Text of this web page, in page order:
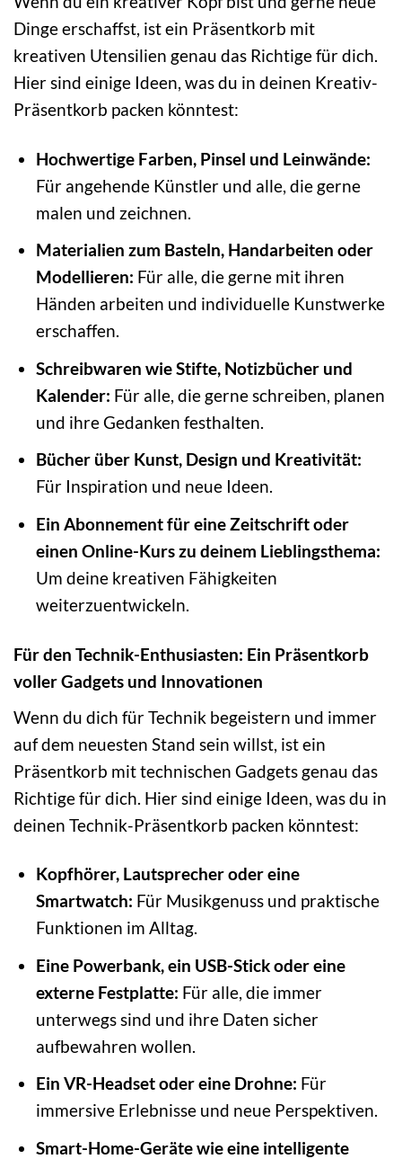
Dinge erschaffst, ist ein Präsentkorb mit
kreativen Utensilien genau das Richtige für dich.
Hier sind einige Ideen, was du in deinen Kreativ-
Präsentkorb packen könntest:
Hochwertige Farben, Pinsel und Leinwände:
Für angehende Künstler und alle, die gerne
malen und zeichnen.
Materialien zum Basteln, Handarbeiten oder
Modellieren: Für alle, die gerne mit ihren
Händen arbeiten und individuelle Kunstwerke
erschaffen.
Schreibwaren wie Stifte, Notizbücher und
Kalender: Für alle, die gerne schreiben, planen
und ihre Gedanken festhalten.
Bücher über Kunst, Design und Kreativität:
Für Inspiration und neue Ideen.
Ein Abonnement für eine Zeitschrift oder
einen Online-Kurs zu deinem Lieblingsthema:
Um deine kreativen Fähigkeiten
weiterzuentwickeln.
Für den Technik-Enthusiasten: Ein Präsentkorb
voller Gadgets und Innovationen
Wenn du dich für Technik begeistern und immer
auf dem neuesten Stand sein willst, ist ein
Präsentkorb mit technischen Gadgets genau das
Richtige für dich. Hier sind einige Ideen, was du in
deinen Technik-Präsentkorb packen könntest:
Kopfhörer, Lautsprecher oder eine
Smartwatch: Für Musikgenuss und praktische
Funktionen im Alltag.
Eine Powerbank, ein USB-Stick oder eine
externe Festplatte: Für alle, die immer
unterwegs sind und ihre Daten sicher
aufbewahren wollen.
Ein VR-Headset oder eine Drohne: Für
immersive Erlebnisse und neue Perspektiven.
Smart-Home-Geräte wie eine intelligente